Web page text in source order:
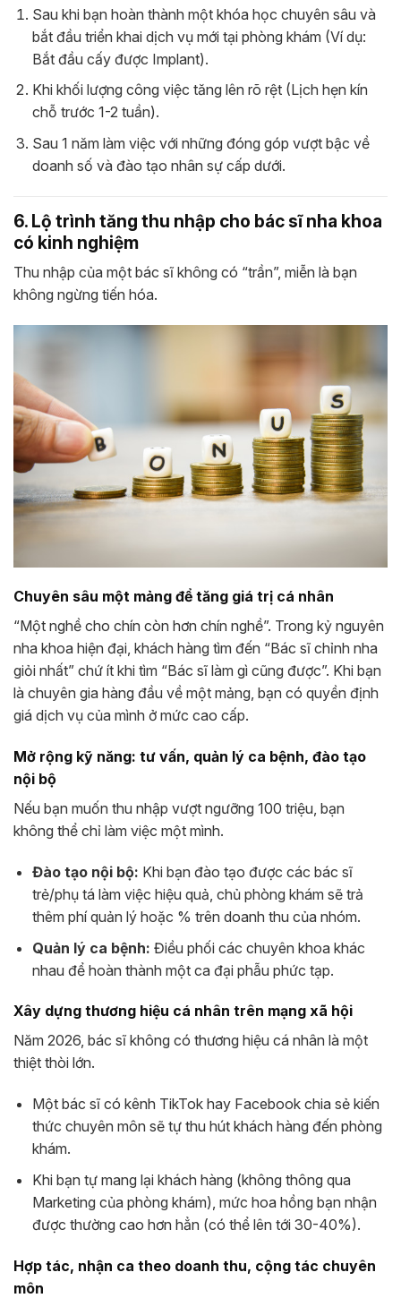
Sau khi bạn hoàn thành một khóa học chuyên sâu và
bắt đầu triển khai dịch vụ mới tại phòng khám (Ví dụ:
Bắt đầu cấy được Implant).
Khi khối lượng công việc tăng lên rõ rệt (Lịch hẹn kín
chỗ trước 1-2 tuần).
Sau 1 năm làm việc với những đóng góp vượt bậc về
doanh số và đào tạo nhân sự cấp dưới.
6. Lộ trình tăng thu nhập cho bác sĩ nha khoa
có kinh nghiệm
Thu nhập của một bác sĩ không có “trần”, miễn là bạn
không ngừng tiến hóa.
Chuyên sâu một mảng để tăng giá trị cá nhân
“Một nghề cho chín còn hơn chín nghề”. Trong kỷ nguyên
nha khoa hiện đại, khách hàng tìm đến “Bác sĩ chỉnh nha
giỏi nhất” chứ ít khi tìm “Bác sĩ làm gì cũng được”. Khi bạn
là chuyên gia hàng đầu về một mảng, bạn có quyền định
giá dịch vụ của mình ở mức cao cấp.
Mở rộng kỹ năng: tư vấn, quản lý ca bệnh, đào tạo
nội bộ
Nếu bạn muốn thu nhập vượt ngưỡng 100 triệu, bạn
không thể chỉ làm việc một mình.
Đào tạo nội bộ: Khi bạn đào tạo được các bác sĩ
trẻ/phụ tá làm việc hiệu quả, chủ phòng khám sẽ trả
thêm phí quản lý hoặc % trên doanh thu của nhóm.
Quản lý ca bệnh: Điều phối các chuyên khoa khác
nhau để hoàn thành một ca đại phẫu phức tạp.
Xây dựng thương hiệu cá nhân trên mạng xã hội
Năm 2026, bác sĩ không có thương hiệu cá nhân là một
thiệt thòi lớn.
Một bác sĩ có kênh TikTok hay Facebook chia sẻ kiến
thức chuyên môn sẽ tự thu hút khách hàng đến phòng
khám.
Khi bạn tự mang lại khách hàng (không thông qua
Marketing của phòng khám), mức hoa hồng bạn nhận
được thường cao hơn hẳn (có thể lên tới 30-40%).
Hợp tác, nhận ca theo doanh thu, cộng tác chuyên
môn